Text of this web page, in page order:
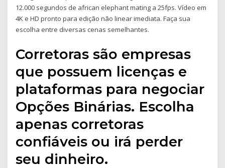
12.000 segundos de african elephant mating a 25fps. Vídeo em
4K e HD pronto para edição não linear imediata. Faça sua
escolha entre diversas cenas semelhantes.
Corretoras são empresas
que possuem licenças e
plataformas para negociar
Opções Binárias. Escolha
apenas corretoras
confiáveis ou irá perder
seu dinheiro.